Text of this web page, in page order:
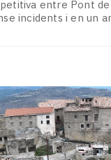
entre Pont
incidents i en un